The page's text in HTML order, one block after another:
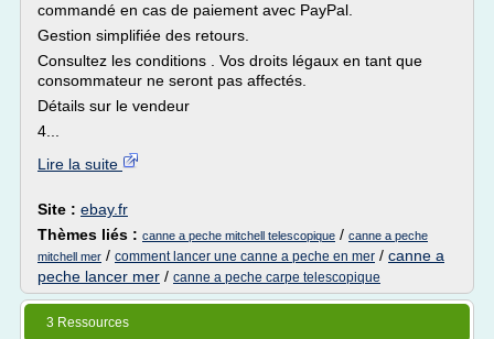
commandé en cas de paiement avec PayPal.
Gestion simplifiée des retours.
Consultez les conditions . Vos droits légaux en tant que
consommateur ne seront pas affectés.
Détails sur le vendeur
4...
Lire la suite
Site : ebay.fr
Thèmes liés : canne a peche mitchell telescopique / canne a peche
mitchell mer / comment lancer une canne a peche en mer / canne a
peche lancer mer / canne a peche carpe telescopique
3 Ressources